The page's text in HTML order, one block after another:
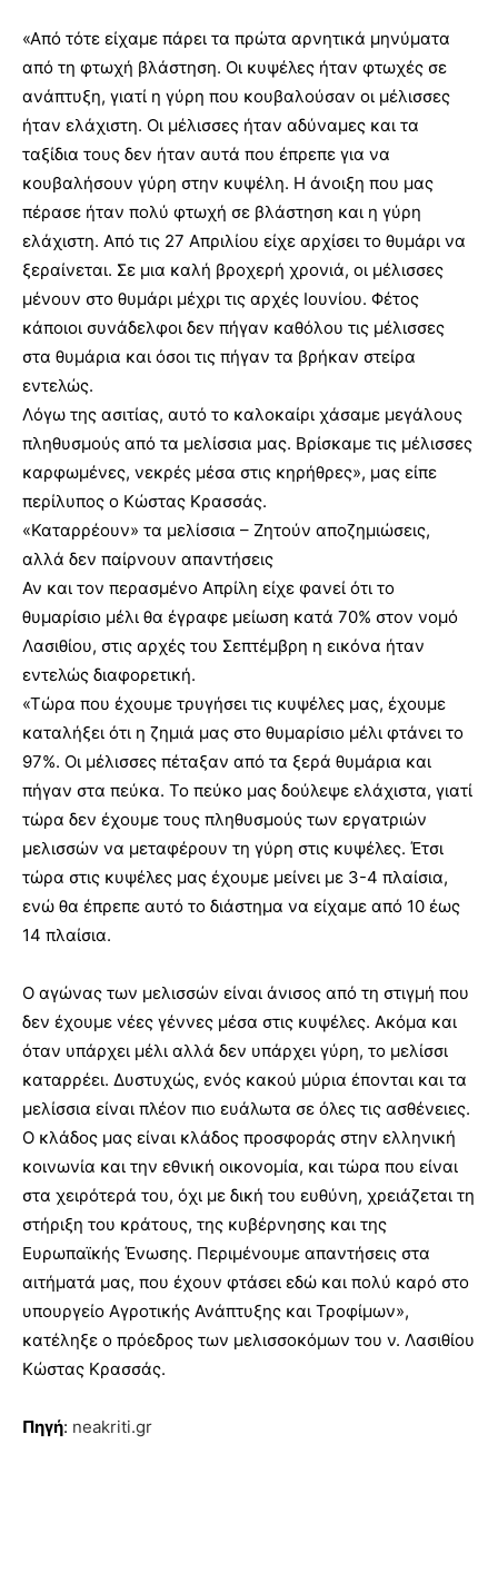
«Από τότε είχαμε πάρει τα πρώτα αρνητικά μηνύματα
από τη φτωχή βλάστηση. Οι κυψέλες ήταν φτωχές σε
ανάπτυξη, γιατί η γύρη που κουβαλούσαν οι μέλισσες
ήταν ελάχιστη. Οι μέλισσες ήταν αδύναμες και τα
ταξίδια τους δεν ήταν αυτά που έπρεπε για να
κουβαλήσουν γύρη στην κυψέλη. Η άνοιξη που μας
πέρασε ήταν πολύ φτωχή σε βλάστηση και η γύρη
ελάχιστη. Από τις 27 Απριλίου είχε αρχίσει το θυμάρι να
ξεραίνεται. Σε μια καλή βροχερή χρονιά, οι μέλισσες
μένουν στο θυμάρι μέχρι τις αρχές Ιουνίου. Φέτος
κάποιοι συνάδελφοι δεν πήγαν καθόλου τις μέλισσες
στα θυμάρια και όσοι τις πήγαν τα βρήκαν στείρα
εντελώς.
Λόγω της ασιτίας, αυτό το καλοκαίρι χάσαμε μεγάλους
πληθυσμούς από τα μελίσσια μας. Βρίσκαμε τις μέλισσες
καρφωμένες, νεκρές μέσα στις κηρήθρες», μας είπε
περίλυπος ο Κώστας Κρασσάς.
«Καταρρέουν» τα μελίσσια – Ζητούν αποζημιώσεις,
αλλά δεν παίρνουν απαντήσεις
Αν και τον περασμένο Απρίλη είχε φανεί ότι το
θυμαρίσιο μέλι θα έγραφε μείωση κατά 70% στον νομό
Λασιθίου, στις αρχές του Σεπτέμβρη η εικόνα ήταν
εντελώς διαφορετική.
«Τώρα που έχουμε τρυγήσει τις κυψέλες μας, έχουμε
καταλήξει ότι η ζημιά μας στο θυμαρίσιο μέλι φτάνει το
97%. Οι μέλισσες πέταξαν από τα ξερά θυμάρια και
πήγαν στα πεύκα. Το πεύκο μας δούλεψε ελάχιστα, γιατί
τώρα δεν έχουμε τους πληθυσμούς των εργατριών
μελισσών να μεταφέρουν τη γύρη στις κυψέλες. Έτσι
τώρα στις κυψέλες μας έχουμε μείνει με 3-4 πλαίσια,
ενώ θα έπρεπε αυτό το διάστημα να είχαμε από 10 έως
14 πλαίσια.
Ο αγώνας των μελισσών είναι άνισος από τη στιγμή που
δεν έχουμε νέες γέννες μέσα στις κυψέλες. Ακόμα και
όταν υπάρχει μέλι αλλά δεν υπάρχει γύρη, το μελίσσι
καταρρέει. Δυστυχώς, ενός κακού μύρια έπονται και τα
μελίσσια είναι πλέον πιο ευάλωτα σε όλες τις ασθένειες.
Ο κλάδος μας είναι κλάδος προσφοράς στην ελληνική
κοινωνία και την εθνική οικονομία, και τώρα που είναι
στα χειρότερά του, όχι με δική του ευθύνη, χρειάζεται τη
στήριξη του κράτους, της κυβέρνησης και της
Ευρωπαϊκής Ένωσης. Περιμένουμε απαντήσεις στα
αιτήματά μας, που έχουν φτάσει εδώ και πολύ καρό στο
υπουργείο Αγροτικής Ανάπτυξης και Τροφίμων»,
κατέληξε ο πρόεδρος των μελισσοκόμων του ν. Λασιθίου
Κώστας Κρασσάς.
Πηγή: neakriti.gr